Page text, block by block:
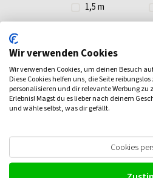
1,5 m
0,8 t
3,2 t
6,4 t
DELTA
Wir verwenden Cookies
Wir verwenden Cookies, um deinen Besuch
Diese Cookies helfen uns, die Seite
personalisieren und dir relevante Werbung zu
Erlebnis! Magst du es lieber nach deinem
und wähle selbst, was dir gefällt.
Cookies